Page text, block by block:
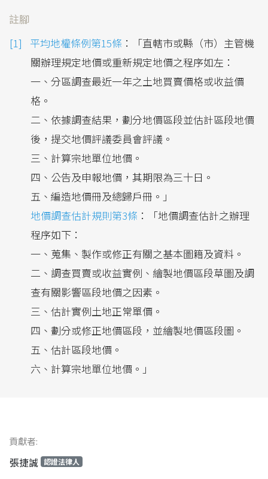
註腳
平均地權條例第15條 ：「直轄市或縣（市）主管機
關辦理規定地價或重新規定地價之程序如左：
一、分區調查最近一年之土地買賣價格或收益價
格。
二、依據調查結果，劃分地價區段並估計區段地價
後，提交地價評議委員會評議。
三、計算宗地單位地價。
四、公告及申報地價，其期限為三十日。
五、編造地價冊及總歸戶冊。」
地價調查估計規則第3條 ：「地價調查估計之辦理
程序如下：
一、蒐集、製作或修正有關之基本圖籍及資料。
二、調查買賣或收益實例、繪製地價區段草圖及調
查有關影響區段地價之因素。
三、估計實例土地正常單價。
四、劃分或修正地價區段，並繪製地價區段圖。
五、估計區段地價。
六、計算宗地單位地價。」
貢獻者:
張捷誠 認證法律人